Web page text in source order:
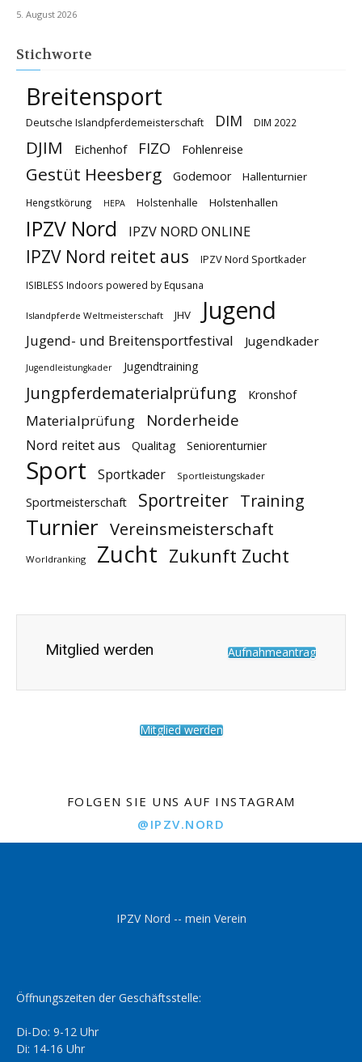
5. August 2026
Stichworte
Breitensport
Deutsche Islandpferdemeisterschaft DIM DIM 2022
DJIM Eichenhof FIZO Fohlenreise
Gestüt Heesberg Godemoor Hallenturnier
Hengstkörung HEPA Holstenhalle Holstenhallen
IPZV Nord IPZV NORD ONLINE
IPZV Nord reitet aus IPZV Nord Sportkader
ISIBLESS Indoors powered by Equsana
Islandpferde Weltmeisterschaft JHV Jugend
Jugend- und Breitensportfestival Jugendkader
Jugendleistungkader Jugendtraining
Jungpferdematerialprüfung Kronshof
Materialprüfung Norderheide
Nord reitet aus Qualitag Seniorenturnier
Sport Sportkader Sportleistungskader
Sportmeisterschaft Sportreiter Training
Turnier Vereinsmeisterschaft
Worldranking Zucht Zukunft Zucht
Mitglied werden Aufnahmeantrag
Mitglied werden
FOLGEN SIE UNS AUF INSTAGRAM
@IPZV.NORD
IPZV Nord -- mein Verein
Öffnungszeiten der Geschäftsstelle:
Di-Do: 9-12 Uhr
Di: 14-16 Uhr